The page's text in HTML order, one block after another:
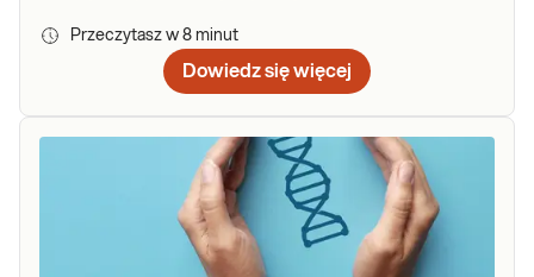
Przeczytasz w 8 minut
Dowiedz się więcej